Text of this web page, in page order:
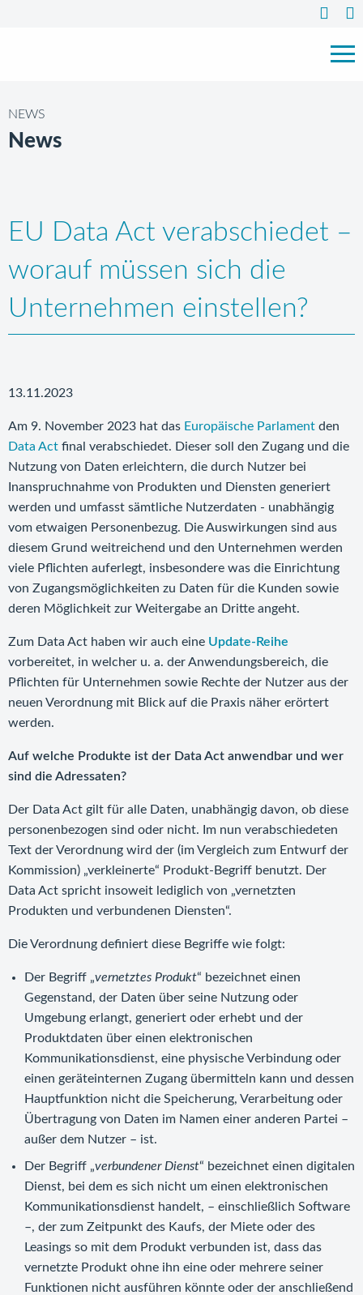
NEWS
News
EU Data Act verabschiedet –
worauf müssen sich die
Unternehmen einstellen?
13.11.2023
Am 9. November 2023 hat das Europäische Parlament den
Data Act final verabschiedet. Dieser soll den Zugang und die
Nutzung von Daten erleichtern, die durch Nutzer bei
Inanspruchnahme von Produkten und Diensten generiert
werden und umfasst sämtliche Nutzerdaten - unabhängig
vom etwaigen Personenbezug. Die Auswirkungen sind aus
diesem Grund weitreichend und den Unternehmen werden
viele Pflichten auferlegt, insbesondere was die Einrichtung
von Zugangsmöglichkeiten zu Daten für die Kunden sowie
deren Möglichkeit zur Weitergabe an Dritte angeht.
Zum Data Act haben wir auch eine Update-Reihe
vorbereitet, in welcher u. a. der Anwendungsbereich, die
Pflichten für Unternehmen sowie Rechte der Nutzer aus der
neuen Verordnung mit Blick auf die Praxis näher erörtert
werden.
Auf welche Produkte ist der Data Act anwendbar und wer
sind die Adressaten?
Der Data Act gilt für alle Daten, unabhängig davon, ob diese
personenbezogen sind oder nicht. Im nun verabschiedeten
Text der Verordnung wird der (im Vergleich zum Entwurf der
Kommission) „verkleinerte“ Produkt-Begriff benutzt. Der
Data Act spricht insoweit lediglich von „vernetzten
Produkten und verbundenen Diensten“.
Die Verordnung definiert diese Begriffe wie folgt:
Der Begriff „vernetztes Produkt“ bezeichnet einen
Gegenstand, der Daten über seine Nutzung oder
Umgebung erlangt, generiert oder erhebt und der
Produktdaten über einen elektronischen
Kommunikationsdienst, eine physische Verbindung oder
einen geräteinternen Zugang übermitteln kann und dessen
Hauptfunktion nicht die Speicherung, Verarbeitung oder
Übertragung von Daten im Namen einer anderen Partei –
außer dem Nutzer – ist.
Der Begriff „verbundener Dienst“ bezeichnet einen digitalen
Dienst, bei dem es sich nicht um einen elektronischen
Kommunikationsdienst handelt, – einschließlich Software
–, der zum Zeitpunkt des Kaufs, der Miete oder des
Leasings so mit dem Produkt verbunden ist, dass das
vernetzte Produkt ohne ihn eine oder mehrere seiner
Funktionen nicht ausführen könnte oder der anschließend